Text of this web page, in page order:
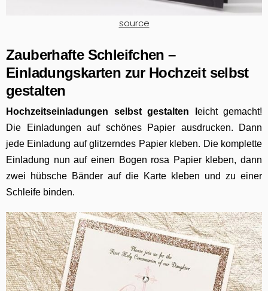
source
Zauberhafte Schleifchen –
Einladungskarten zur Hochzeit selbst
gestalten
Hochzeitseinladungen selbst gestalten l eicht gemacht!
Die Einladungen auf schönes Papier ausdrucken. Dann
jede Einladung auf glitzerndes Papier kleben. Die komplette
Einladung nun auf einen Bogen rosa Papier kleben, dann
zwei hübsche Bänder auf die Karte kleben und zu einer
Schleife binden.